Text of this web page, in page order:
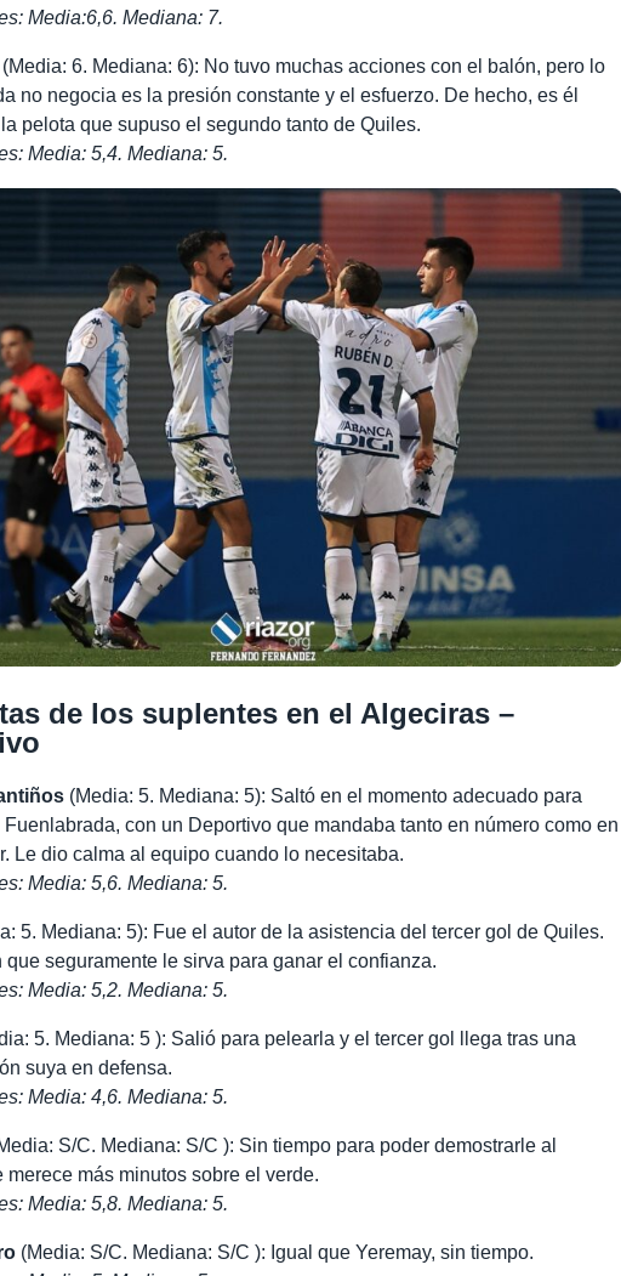
Media:6,6. Mediana: 7.
(Media: 6. Mediana: 6): No tuvo muchas acciones con el balón, pero lo
no negocia es la presión constante y el esfuerzo. De hecho, es él
pelota que supuso el segundo tanto de Quiles.
Media: 5,4. Mediana: 5.
de los suplentes en el Algeciras –
(Media: 5. Mediana: 5): Saltó en el momento adecuado para
con un Deportivo que mandaba tanto en número como en
Le dio calma al equipo cuando lo necesitaba.
Media: 5,6. Mediana: 5.
5. Mediana: 5): Fue el autor de la asistencia del tercer gol de Quiles.
que seguramente le sirva para ganar el confianza.
Media: 5,2. Mediana: 5.
5. Mediana: 5 ): Salió para pelearla y el tercer gol llega tras una
suya en defensa.
Media: 4,6. Mediana: 5.
S/C. Mediana: S/C ): Sin tiempo para poder demostrarle al
merece más minutos sobre el verde.
Media: 5,8. Mediana: 5.
(Media: S/C. Mediana: S/C ): Igual que Yeremay, sin tiempo.